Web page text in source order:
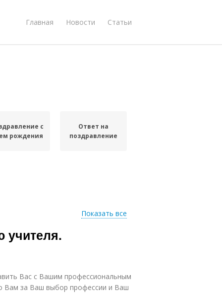
Главная Новости Статьи
с
рождения
Ответ на
поздравление
Показать все
учителя.
Вас с Вашим профессиональным
Вам за Ваш выбор профессии и Ваш